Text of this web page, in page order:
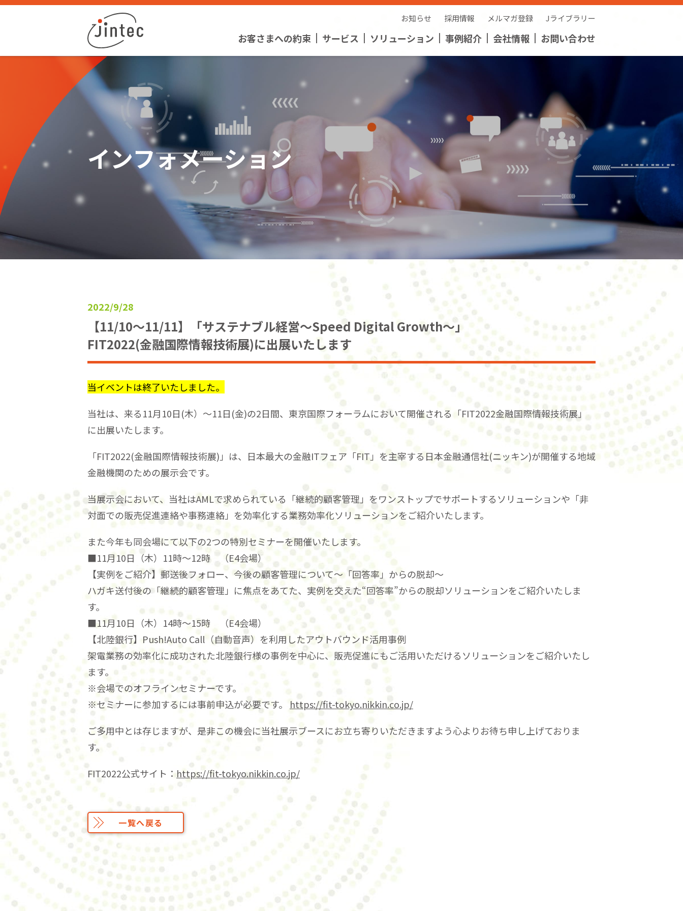
お知らせ 採用情報 メルマガ登録 Jライブラリー
お客さまへの約束 サービス ソリューション 事例紹介 会社情報 お問い合わせ
インフォメーション
2022/9/28
【11/10～11/11】「サステナブル経営～Speed Digital Growth～」
FIT2022(金融国際情報技術展)に出展いたします
当イベントは終了いたしました。
当社は、来る11月10日(木）～11日(金)の2日間、東京国際フォーラムにおいて開催される「FIT2022金融国際情報技術展」
に出展いたします。
「FIT2022(金融国際情報技術展)」は、日本最大の金融ITフェア「FIT」を主宰する日本金融通信社(ニッキン)が開催する地域
金融機関のための展示会です。
当展示会において、当社はAMLで求められている「継続的顧客管理」をワンストップでサポートするソリューションや「非
対面での販売促進連絡や事務連絡」を効率化する業務効率化ソリューションをご紹介いたします。
また今年も同会場にて以下の2つの特別セミナーを開催いたします。
■11月10日（木）11時～12時 （E4会場）
【実例をご紹介】郵送後フォロー、今後の顧客管理について～「回答率」からの脱却～
ハガキ送付後の「継続的顧客管理」に焦点をあてた、実例を交えた“回答率”からの脱却ソリューションをご紹介いたしま
す。
■11月10日（木）14時～15時 （E4会場）
【北陸銀行】Push!Auto Call（自動音声）を利用したアウトバウンド活用事例
架電業務の効率化に成功された北陸銀行様の事例を中心に、販売促進にもご活用いただけるソリューションをご紹介いたし
ます。
※会場でのオフラインセミナーです。
※セミナーに参加するには事前申込が必要です。 https://fit-tokyo.nikkin.co.jp/
ご多用中とは存じますが、是非この機会に当社展示ブースにお立ち寄りいただきますよう心よりお待ち申し上げておりま
す。
FIT2022公式サイト：https://fit-tokyo.nikkin.co.jp/
一覧へ戻る